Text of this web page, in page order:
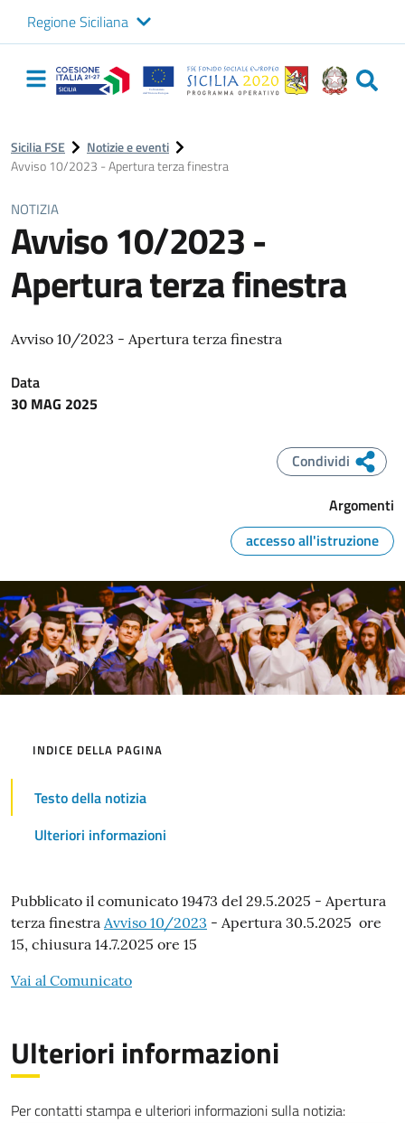
Regione Siciliana
Logo Sicilia FSE
Navigazione
principale
Sicilia FSE
Notizie e eventi
Avviso 10/2023 - Apertura terza finestra
NOTIZIA
Avviso 10/2023 -
Apertura terza finestra
Avviso 10/2023 - Apertura terza finestra
Data
30 MAG 2025
Condividi
Argomenti
accesso all'istruzione
Immagine
INDICE DELLA PAGINA
Testo della notizia
Ulteriori informazioni
Testo
della
notizia
Pubblicato il comunicato 19473 del 29.5.2025 - Apertura
terza finestra Avviso 10/2023 - Apertura 30.5.2025 ore
15, chiusura 14.7.2025 ore 15
Vai al Comunicato
Ulteriori informazioni
Per contatti stampa e ulteriori informazioni sulla notizia: